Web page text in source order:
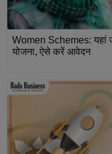
Women Schemes: यहां
योजना, ऐसे करें आवेदन